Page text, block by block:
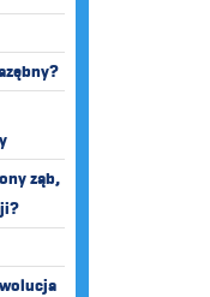
ząb,